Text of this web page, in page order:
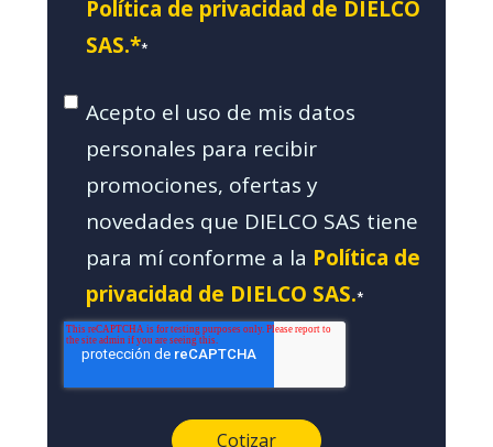
Política de privacidad de DIELCO
SAS.**
Acepto el uso de mis datos
personales para recibir
promociones, ofertas y
novedades que DIELCO SAS tiene
para mí conforme a la Política de
privacidad de DIELCO SAS.*